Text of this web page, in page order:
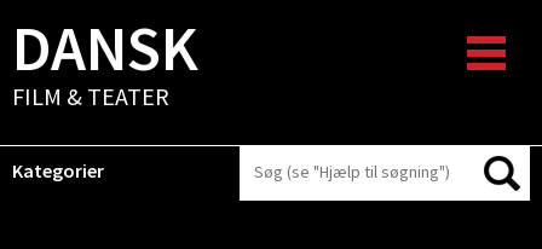
DANSK
FILM & TEATER
Kategorier